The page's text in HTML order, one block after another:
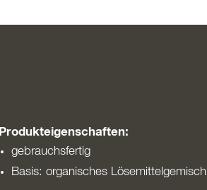
Produkteigenschaften:
gebrauchsfertig
Basis: organisches Lösemittelgemisch